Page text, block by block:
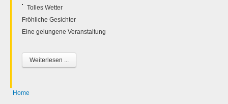
Tolles Wetter
Fröhliche Gesichter
Eine gelungene Veranstaltung
Weiterlesen ...
Home